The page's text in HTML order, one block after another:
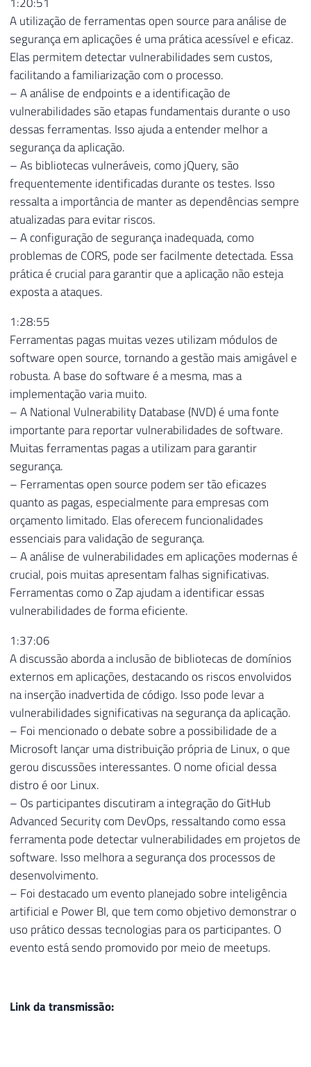
A utilização de ferramentas open source para análise de
segurança em aplicações é uma prática acessível e eficaz.
Elas permitem detectar vulnerabilidades sem custos,
facilitando a familiarização com o processo.
– A análise de endpoints e a identificação de
vulnerabilidades são etapas fundamentais durante o uso
dessas ferramentas. Isso ajuda a entender melhor a
segurança da aplicação.
– As bibliotecas vulneráveis, como jQuery, são
frequentemente identificadas durante os testes. Isso
ressalta a importância de manter as dependências sempre
atualizadas para evitar riscos.
– A configuração de segurança inadequada, como
problemas de CORS, pode ser facilmente detectada. Essa
prática é crucial para garantir que a aplicação não esteja
exposta a ataques.
1:28:55
Ferramentas pagas muitas vezes utilizam módulos de
software open source, tornando a gestão mais amigável e
robusta. A base do software é a mesma, mas a
implementação varia muito.
– A National Vulnerability Database (NVD) é uma fonte
importante para reportar vulnerabilidades de software.
Muitas ferramentas pagas a utilizam para garantir
segurança.
– Ferramentas open source podem ser tão eficazes
quanto as pagas, especialmente para empresas com
orçamento limitado. Elas oferecem funcionalidades
essenciais para validação de segurança.
– A análise de vulnerabilidades em aplicações modernas é
crucial, pois muitas apresentam falhas significativas.
Ferramentas como o Zap ajudam a identificar essas
vulnerabilidades de forma eficiente.
1:37:06
A discussão aborda a inclusão de bibliotecas de domínios
externos em aplicações, destacando os riscos envolvidos
na inserção inadvertida de código. Isso pode levar a
vulnerabilidades significativas na segurança da aplicação.
– Foi mencionado o debate sobre a possibilidade de a
Microsoft lançar uma distribuição própria de Linux, o que
gerou discussões interessantes. O nome oficial dessa
distro é oor Linux.
– Os participantes discutiram a integração do GitHub
Advanced Security com DevOps, ressaltando como essa
ferramenta pode detectar vulnerabilidades em projetos de
software. Isso melhora a segurança dos processos de
desenvolvimento.
– Foi destacado um evento planejado sobre inteligência
artificial e Power BI, que tem como objetivo demonstrar o
uso prático dessas tecnologias para os participantes. O
evento está sendo promovido por meio de meetups.
Link da transmissão: